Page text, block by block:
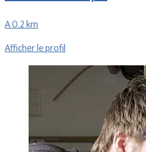
A 0.2 km
Afficher le profil